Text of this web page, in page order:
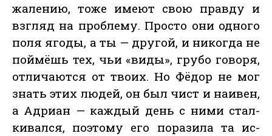
жале­нию, то­же име­ют свою прав­ду и
взгляд на проб­ле­му. Прос­то они од­но­го
по­ля яго­ды, а ты — дру­гой, и ни­ког­да не
пой­мёшь тех, чьи «ви­ды», гру­бо го­воря,
от­ли­ча­ют­ся от тво­их. Но Фё­дор не мог
знать этих лю­дей, он был чист и на­ивен,
а Ад­ри­ан — каж­дый день с ни­ми стал­
ки­вал­ся, по­это­му его по­рази­ла та ис­